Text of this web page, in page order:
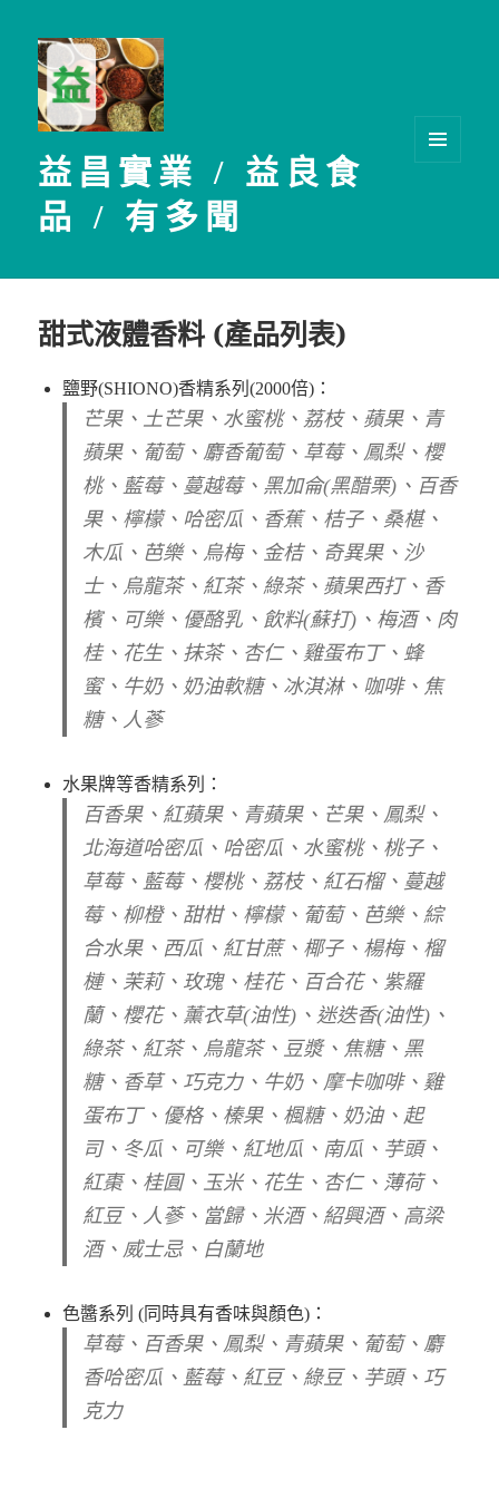
益昌實業 / 益良食
品 / 有多聞
甜式液體香料 (產品列表)
鹽野(SHIONO)香精系列(2000倍)：
芒果、土芒果、水蜜桃、荔枝、蘋果、青
蘋果、葡萄、麝香葡萄、草莓、鳳梨、櫻
桃、藍莓、蔓越莓、黑加侖(黑醋栗)、百香
果、檸檬、哈密瓜、香蕉、桔子、桑椹、
木瓜、芭樂、烏梅、金桔、奇異果、沙
士、烏龍茶、紅茶、綠茶、蘋果西打、香
檳、可樂、優酪乳、飲料(蘇打)、梅酒、肉
桂、花生、抹茶、杏仁、雞蛋布丁、蜂
蜜、牛奶、奶油軟糖、冰淇淋、咖啡、焦
糖、人蔘
水果牌等香精系列：
百香果、紅蘋果、青蘋果、芒果、鳳梨、
北海道哈密瓜、哈密瓜、水蜜桃、桃子、
草莓、藍莓、櫻桃、荔枝、紅石榴、蔓越
莓、柳橙、甜柑、檸檬、葡萄、芭樂、綜
合水果、西瓜、紅甘蔗、椰子、楊梅、榴
槤、茉莉、玫瑰、桂花、百合花、紫羅
蘭、櫻花、薰衣草(油性)、迷迭香(油性)、
綠茶、紅茶、烏龍茶、豆漿、焦糖、黑
糖、香草、巧克力、牛奶、摩卡咖啡、雞
蛋布丁、優格、榛果、楓糖、奶油、起
司、冬瓜、可樂、紅地瓜、南瓜、芋頭、
紅棗、桂圓、玉米、花生、杏仁、薄荷、
紅豆、人蔘、當歸、米酒、紹興酒、高梁
酒、威士忌、白蘭地
色醬系列 (同時具有香味與顏色)：
草莓、百香果、鳳梨、青蘋果、葡萄、麝
香哈密瓜、藍莓、紅豆、綠豆、芋頭、巧
克力